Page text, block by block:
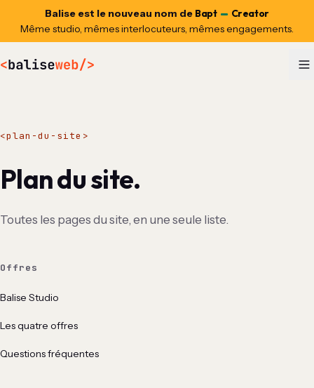
Baliseest le nouveau nom de Bapt
Creator
Même studio, mêmes interlocuteurs, mêmes engagements.
<plan-du-site >
Plan du site.
Toutes les pages du site, en une seule liste.
Offres
Balise Studio
Les quatre offres
Questions fréquentes